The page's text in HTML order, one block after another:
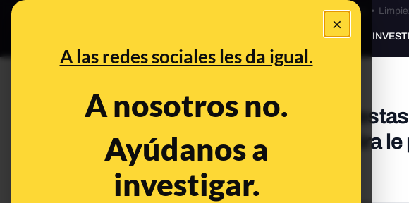
×
A las redes sociales les da igual.
A nosotros no.
Ayúdanos a
investigar.
Bulos Ceuta •
PREBUNKING
No, AS no ha publicado unas
Casillas en las que dice que Negreira
goles de Messi”
Oct 2, 2023, 2:43:28 PM